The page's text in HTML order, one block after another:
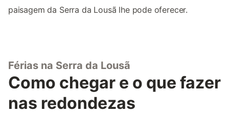
paisagem da Serra da Lousã lhe pode oferecer.
Férias na Serra da Lousã
Como chegar e o que fazer
nas redondezas